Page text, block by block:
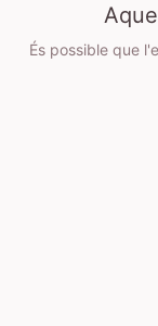
És possible que